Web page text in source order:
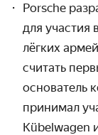
Porsche
для участия
лёгких
считать
основатель
принимал
Kübelwagen